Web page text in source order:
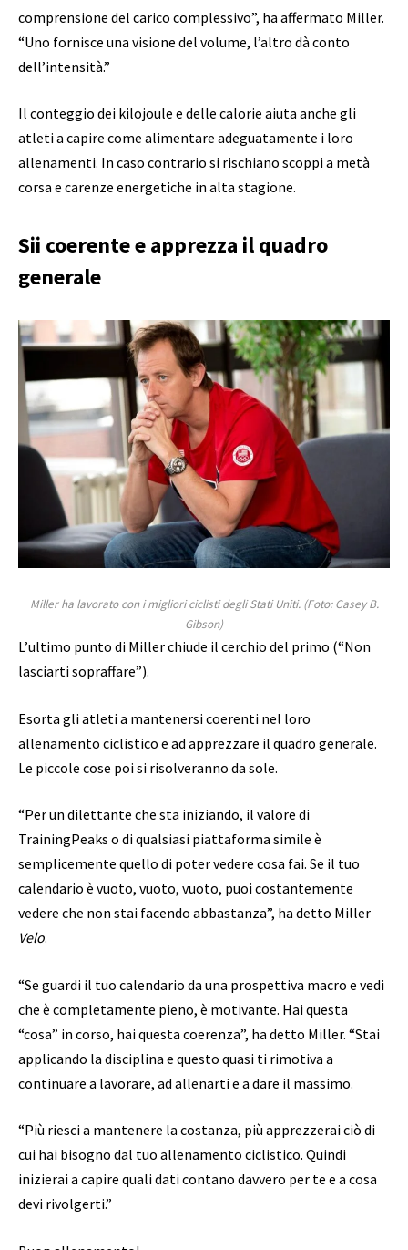
comprensione del carico complessivo”, ha affermato Miller.
“Uno fornisce una visione del volume, l’altro dà conto
dell’intensità.”
Il conteggio dei kilojoule e delle calorie aiuta anche gli
atleti a capire come alimentare adeguatamente i loro
allenamenti. In caso contrario si rischiano scoppi a metà
corsa e carenze energetiche in alta stagione.
Sii coerente e apprezza il quadro
generale
Miller ha lavorato con i migliori ciclisti degli Stati Uniti.(Foto: Casey B.
Gibson)
L’ultimo punto di Miller chiude il cerchio del primo (“Non
lasciarti sopraffare”).
Esorta gli atleti a mantenersi coerenti nel loro
allenamento ciclistico e ad apprezzare il quadro generale.
Le piccole cose poi si risolveranno da sole.
“Per un dilettante che sta iniziando, il valore di
TrainingPeaks o di qualsiasi piattaforma simile è
semplicemente quello di poter vedere cosa fai. Se il tuo
calendario è vuoto, vuoto, vuoto, puoi costantemente
vedere che non stai facendo abbastanza”, ha detto Miller
Velo.
“Se guardi il tuo calendario da una prospettiva macro e vedi
che è completamente pieno, è motivante. Hai questa
“cosa” in corso, hai questa coerenza”, ha detto Miller. “Stai
applicando la disciplina e questo quasi ti rimotiva a
continuare a lavorare, ad allenarti e a dare il massimo.
“Più riesci a mantenere la costanza, più apprezzerai ciò di
cui hai bisogno dal tuo allenamento ciclistico. Quindi
inizierai a capire quali dati contano davvero per te e a cosa
devi rivolgerti.”